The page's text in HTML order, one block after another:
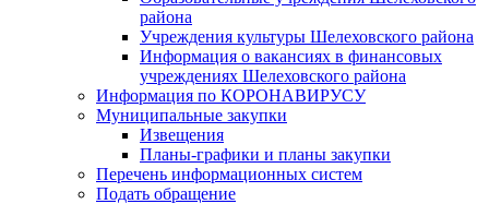
района
Учреждения культуры Шелеховского района
Информация о вакансиях в финансовых
учреждениях Шелеховского района
Информация по КОРОНАВИРУСУ
Муниципальные закупки
Извещения
Планы-графики и планы закупки
Перечень информационных систем
Подать обращение